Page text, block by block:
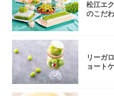
松江エ
のこだ
リーガ
ョート